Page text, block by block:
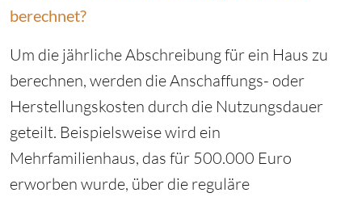
berechnet?
Um die jährliche Abschreibung für ein Haus zu
berechnen, werden die Anschaffungs- oder
Herstellungskosten durch die Nutzungsdauer
geteilt. Beispielsweise wird ein
Mehrfamilienhaus, das für 500.000 Euro
erworben wurde, über die reguläre